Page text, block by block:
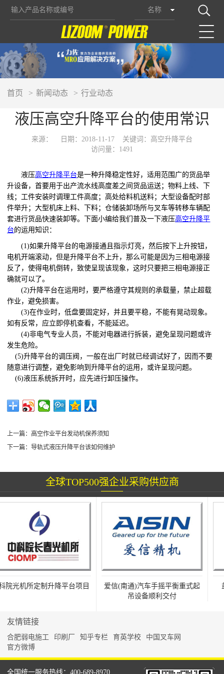
名称
首页 新闻动态 行业动态
液压高空升降平台的使用常识
来源： 日期：2018-11-17
关键词：高空升降平台
访问量：1491
液压高空升降平台是一种升降稳定性好，适用范围广的货品举
升设备，首要用于出产流水线高度差之间货品运送；物料上线、下
线；工件安装时调理工件高度；高处给料机送料；大型设备配时部
件举升；大型机床上料、下料；仓储装卸场所与叉车等转移车辆配
套进行货品快速装卸等。下面小编给我们普及一下液压高空升降平
台的运用知识：
(1)如果升降平台的电源接通且指示灯亮，然后按下上升按钮，
电机开端滚动，但是升降平台不上升，那么可能是因为三相电源接
反了，使得电机倒转，致使呈现该现象，这时只要把三相电源接正
确就可以了。
(2)升降平台在运用时，要严格遵守其规则的承载量，禁止超载
作业，避免损害。
(3)在作业时，低盘要固定好，并且要平稳，不能有晃动现象。
如有反常，应立即停机查看，不能延迟。
(4)非电气专业人员，不能对电器进行拆装，避免呈现问题或许
发生危险。
(5)升降平台的调压阀，一般在出厂时就已经调试好了，因而不要
随意进行调整，避免影响到升降平台的运用，或许呈现问题。
(6)液压系统拆开时，应先进行卸压操作。
上一篇： 高空作业平台发动机保养须知
下一篇：导轨式液压升降平台该如何维护
全球TOP500强企业采购供应商
光机所定制升降平台项目
爱信(南通)汽车手摇平衡重式起
吊设备顺利交付
友情链接
合肥弱电施工 印刷厂 知乎专栏 育英学校
中国叉车网
官方微博
全国统一服务热线：400-689-8970